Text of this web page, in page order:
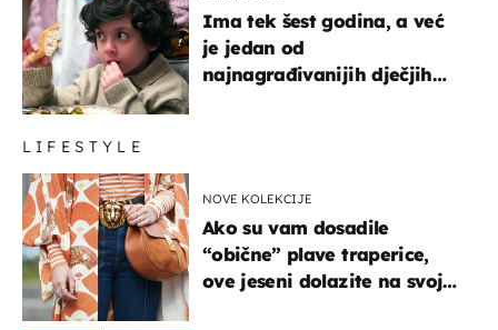
Ima tek šest godina, a već
je jedan od
najnagrađivanijih dječjih
LIFESTYLE
NOVE KOLEKCIJE
Ako su vam dosadile
“obične” plave traperice,
ove jeseni dolazite na svoje